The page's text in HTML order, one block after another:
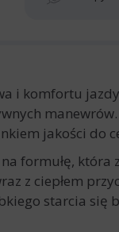
i komfortu
manewrów.
jakości do
formułę, która
z ciepłem
starcia się